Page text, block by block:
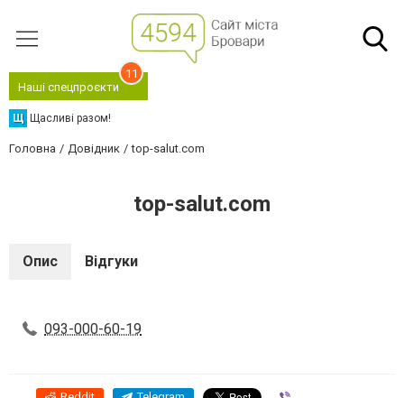
Наші спецпроєкти
11
Щ Щасливі разом!
Головна Довідник top-salut.com
top-salut.com
Опис Відгуки
093-000-60-19